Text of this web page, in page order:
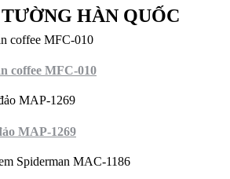
HÀN QUỐC
coffee MFC-010
MAP-1269